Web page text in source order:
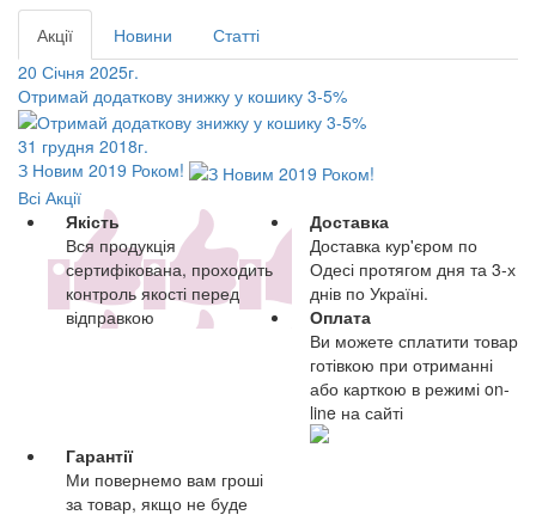
Акції Новини
Статті
20 Січня 2025г.
Отримай додаткову знижку у кошику 3-5%
31 грудня 2018г.
З Новим 2019 Роком!
Всі Акції
Якість
Вся продукція
сертифікована, проходить
контроль якості перед
відправкою
Доставка
Доставка кур'єром по
Одесі протягом дня та 3-х
днів по Україні.
Оплата
Ви можете сплатити товар
готівкою при отриманні
або карткою в режимі on-
line на сайті
Гарантії
Ми повернемо вам гроші
за товар, якщо не буде